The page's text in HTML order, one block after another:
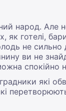
народ.
як готелі,
не сильно
ви не
які